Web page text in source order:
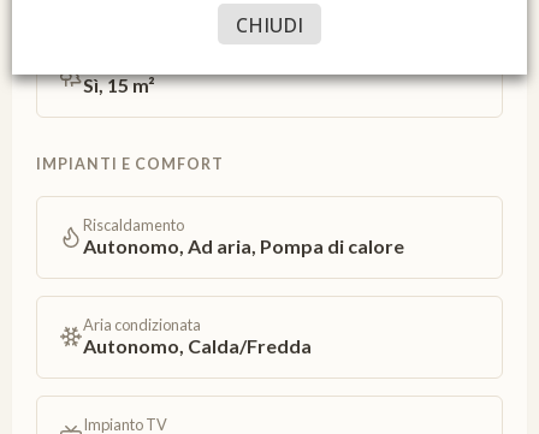
Sì, 15 m²
IMPIANTI E COMFORT
Riscaldamento
Autonomo, Ad aria, Pompa di calore
Aria condizionata
Autonomo, Calda/Fredda
Impianto TV
CHIUDI